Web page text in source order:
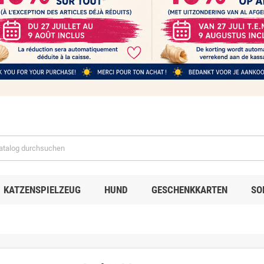
KATZENSPIELZEUG HUND GESCHENKKARTEN